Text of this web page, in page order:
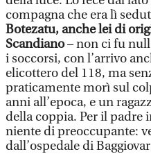
compagna che era lì
Botezatu, anche lei di
Scandiano– non ci fu
i soccorsi, con l’arrivo
elicottero del 118, ma
praticamente morì sul
anni all’epoca, e un
della coppia. Per il padre
niente di preoccupante:
dall’ospedale di